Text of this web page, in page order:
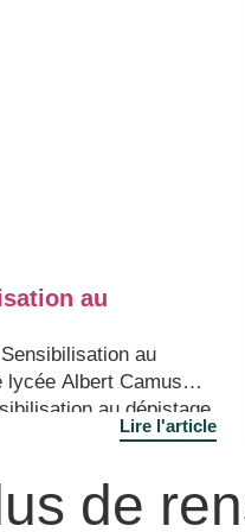
au
au
lycée Albert Camus
au dépistage
cet évènement
Nathalie RINGUEDE,
ont été réalisés
Lire l'article
de